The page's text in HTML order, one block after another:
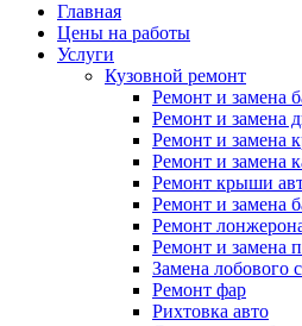
Главная
Цены на работы
Услуги
Кузовной ремонт
Ремонт и замена
Ремонт и замена
Ремонт и замена
Ремонт и замена
Ремонт крыши
Ремонт и замена
Ремонт
Ремонт и замена
Замена лобового
Ремонт фар
Рихтовка авто